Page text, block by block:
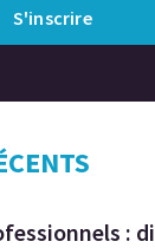
S'inscrire
: